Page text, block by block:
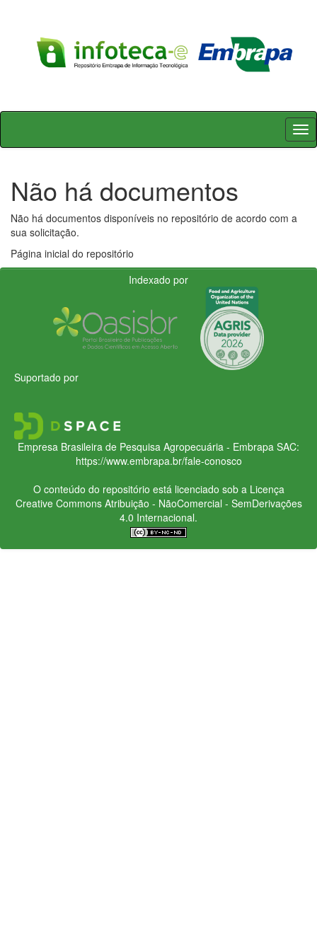
Skip
Não há documentos
Não há documentos disponíveis no repositório de acordo com a
sua solicitação.
Página inicial do repositório
Indexado por
Suportado por
Empresa Brasileira de Pesquisa Agropecuária - Embrapa SAC:
https://www.embrapa.br/fale-conosco
O conteúdo do repositório está licenciado sob a Licença
Creative CommonsAtribuição - NãoComercial - SemDerivações
4.0 Internacional.